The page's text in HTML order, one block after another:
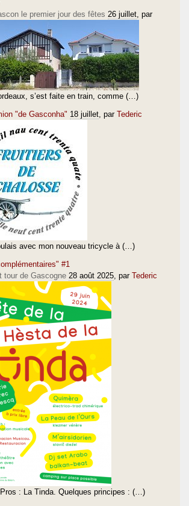
le premier jour des fêtes 26 juillet , par
s’est faite en train, comme (…)
"de Gasconha" 18 juillet , par Tederic
avec mon nouveau tricycle à (…)
#1
tour de Gascogne 28 août 2025 , par Tederic
: La Tinda. Quelques principes : (…)